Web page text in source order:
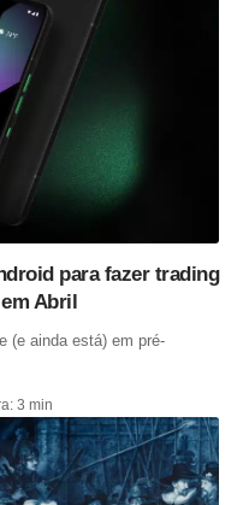
para fazer trading
Abril
(e ainda está) em pré-
3 min